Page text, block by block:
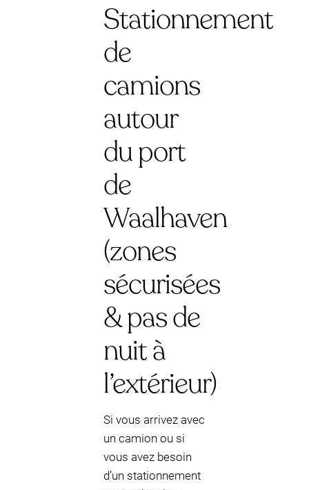
Stationnement
de
camions
autour
du port
de
Waalhaven
(zones
sécurisées
& pas de
nuit à
l’extérieur)
Si vous arrivez avec
un camion ou si
vous avez besoin
d’un stationnement